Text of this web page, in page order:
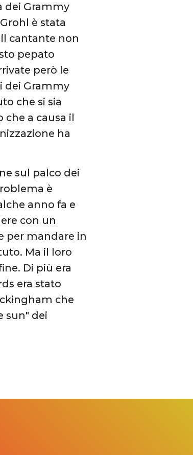
dei Grammy
è stata
cantante non
pepato
però le
dei Grammy
che si sia
a causa il
ha
sul palco dei
è
anno fa e
con un
per mandare in
Ma il loro
Di più era
era stato
che
sun" dei